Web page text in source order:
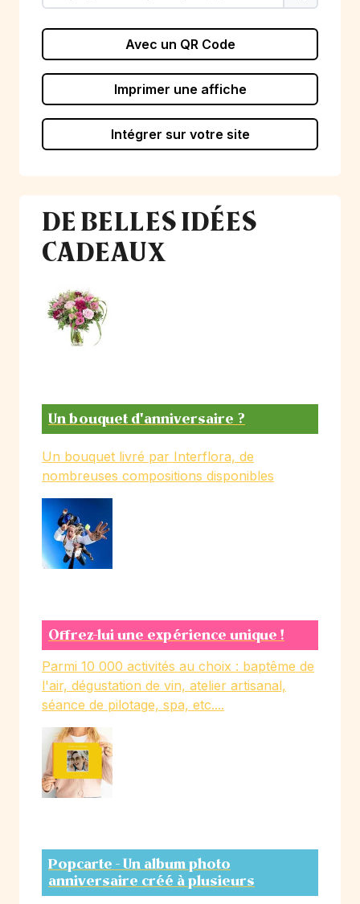
Avec un QR Code
Imprimer une affiche
Intégrer sur votre site
DE BELLES IDÉES
CADEAUX
Un bouquet d'anniversaire ?
Un bouquet livré par Interflora, de
nombreuses compositions disponibles
Offrez-lui une expérience unique !
Parmi 10 000 activités au choix : baptême de
l'air, dégustation de vin, atelier artisanal,
séance de pilotage, spa, etc....
Popcarte - Un album photo
anniversaire créé à plusieurs